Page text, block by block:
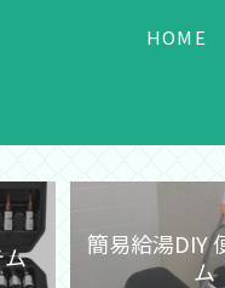
HOME
簡易給湯DIY
ム